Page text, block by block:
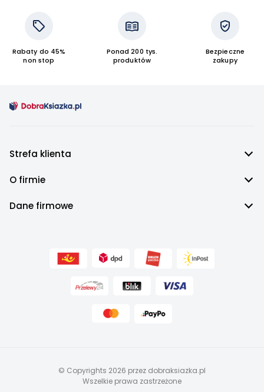
Marvel
Harry Potter
Książki o istotach nadprzyrodzonych
Książki o wampirach
Książki o apokalipsie
Książki o zombie
Książki o wilkołakach
Rabaty do 45%
non stop
Ponad 200 tys.
produktów
Bezpieczne
zakupy
Strefa klienta
O firmie
Dane firmowe
© Copyrights 2026 przez dobraksiazka.pl
Wszelkie prawa zastrzeżone